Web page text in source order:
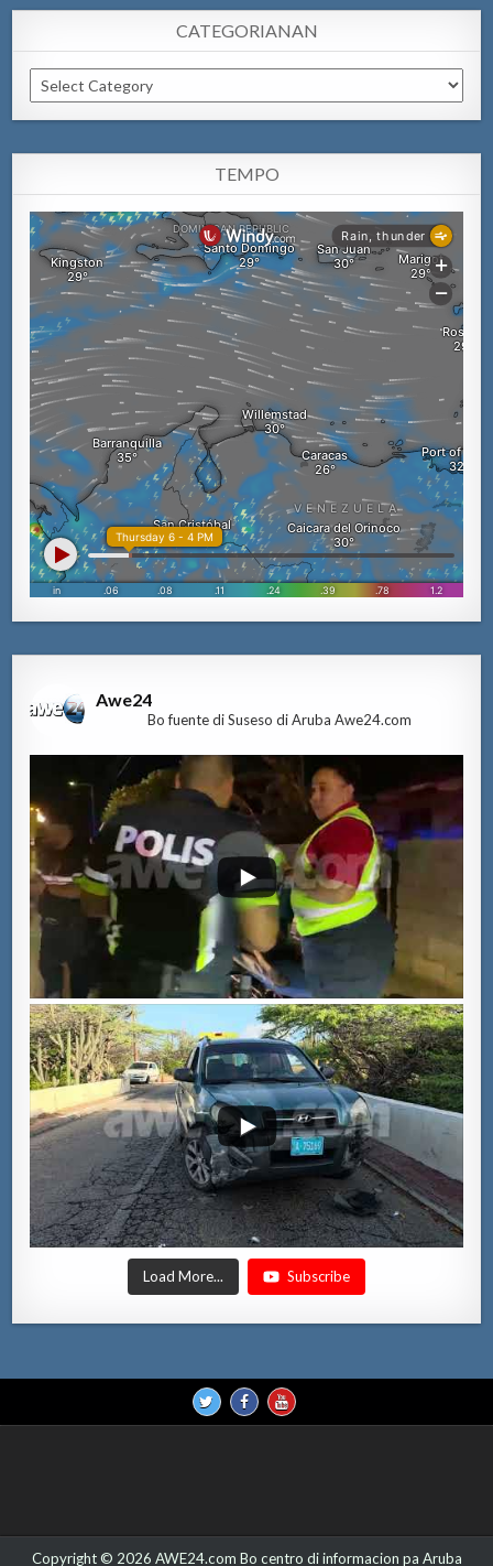
CATEGORIANAN
Categorianan
TEMPO
Awe24
Bo fuente di Suseso di Aruba Awe24.com
Load More... Subscribe
Copyright © 2026 AWE24.com Bo centro di informacion pa Aruba